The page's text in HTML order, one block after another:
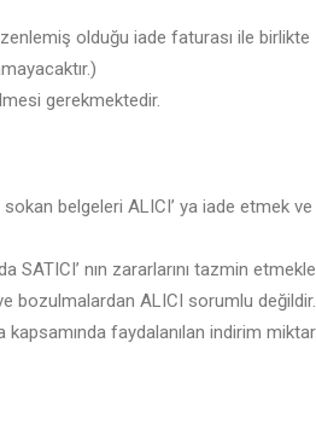
olduğu iade faturası ile birlikte
gerekmektedir.
belgeleri ALICI’ ya iade etmek ve
SATICI’ nın zararlarını tazmin etmekle
bozulmalardan ALICI sorumlu değildir.
faydalanılan indirim